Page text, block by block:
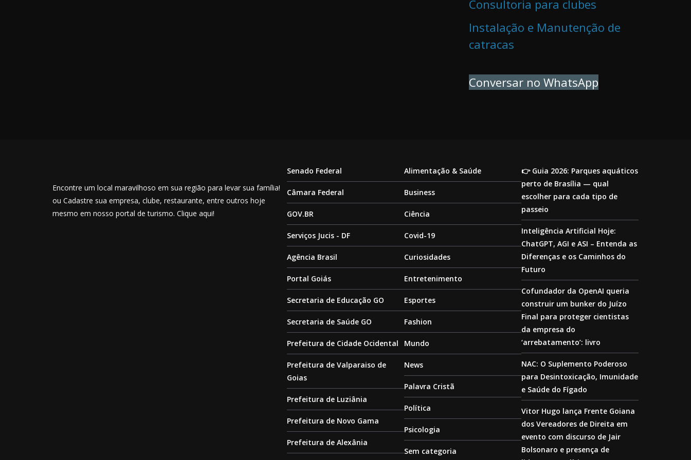
Consultoria para clubes
Instalação e Manutenção de
catracas
Conversar no WhatsApp
Encontre um local maravilhoso em sua região para levar sua família!
ou Cadastre sua empresa, clube, restaurante, entre outros hoje
mesmo em nosso portal de turismo. Clique aqui!
Senado Federal
Câmara Federal
GOV.BR
Serviços Jucis - DF
Agência Brasil
Portal Goiás
Secretaria de Educação GO
Secretaria de Saúde GO
Prefeitura de Cidade Ocidental
Prefeitura de Valparaiso de
Goias
Prefeitura de Luziânia
Prefeitura de Novo Gama
Prefeitura de Alexânia
Alimentação & Saúde
Business
Ciência
Covid-19
Curiosidades
Entretenimento
Esportes
Fashion
Mundo
News
Palavra Cristã
Política
Psicologia
Sem categoria
👉 Guia 2026: Parques aquáticos
perto de Brasília — qual
escolher para cada tipo de
passeio
Inteligência Artificial Hoje:
ChatGPT, AGI e ASI – Entenda as
Diferenças e os Caminhos do
Futuro
Cofundador da OpenAI queria
construir um bunker do Juízo
Final para proteger cientistas
da empresa do
‘arrebatamento’: livro
NAC: O Suplemento Poderoso
para Desintoxicação, Imunidade
e Saúde do Fígado
Vitor Hugo lança Frente Goiana
dos Vereadores de Direita em
evento com discurso de Jair
Bolsonaro e presença de